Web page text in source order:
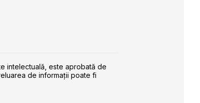
intelectuală, este aprobată de
de informaţii poate fi